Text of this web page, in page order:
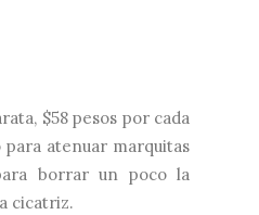
$58 pesos por cada
para atenuar marquitas
borrar un poco la
cicatriz.